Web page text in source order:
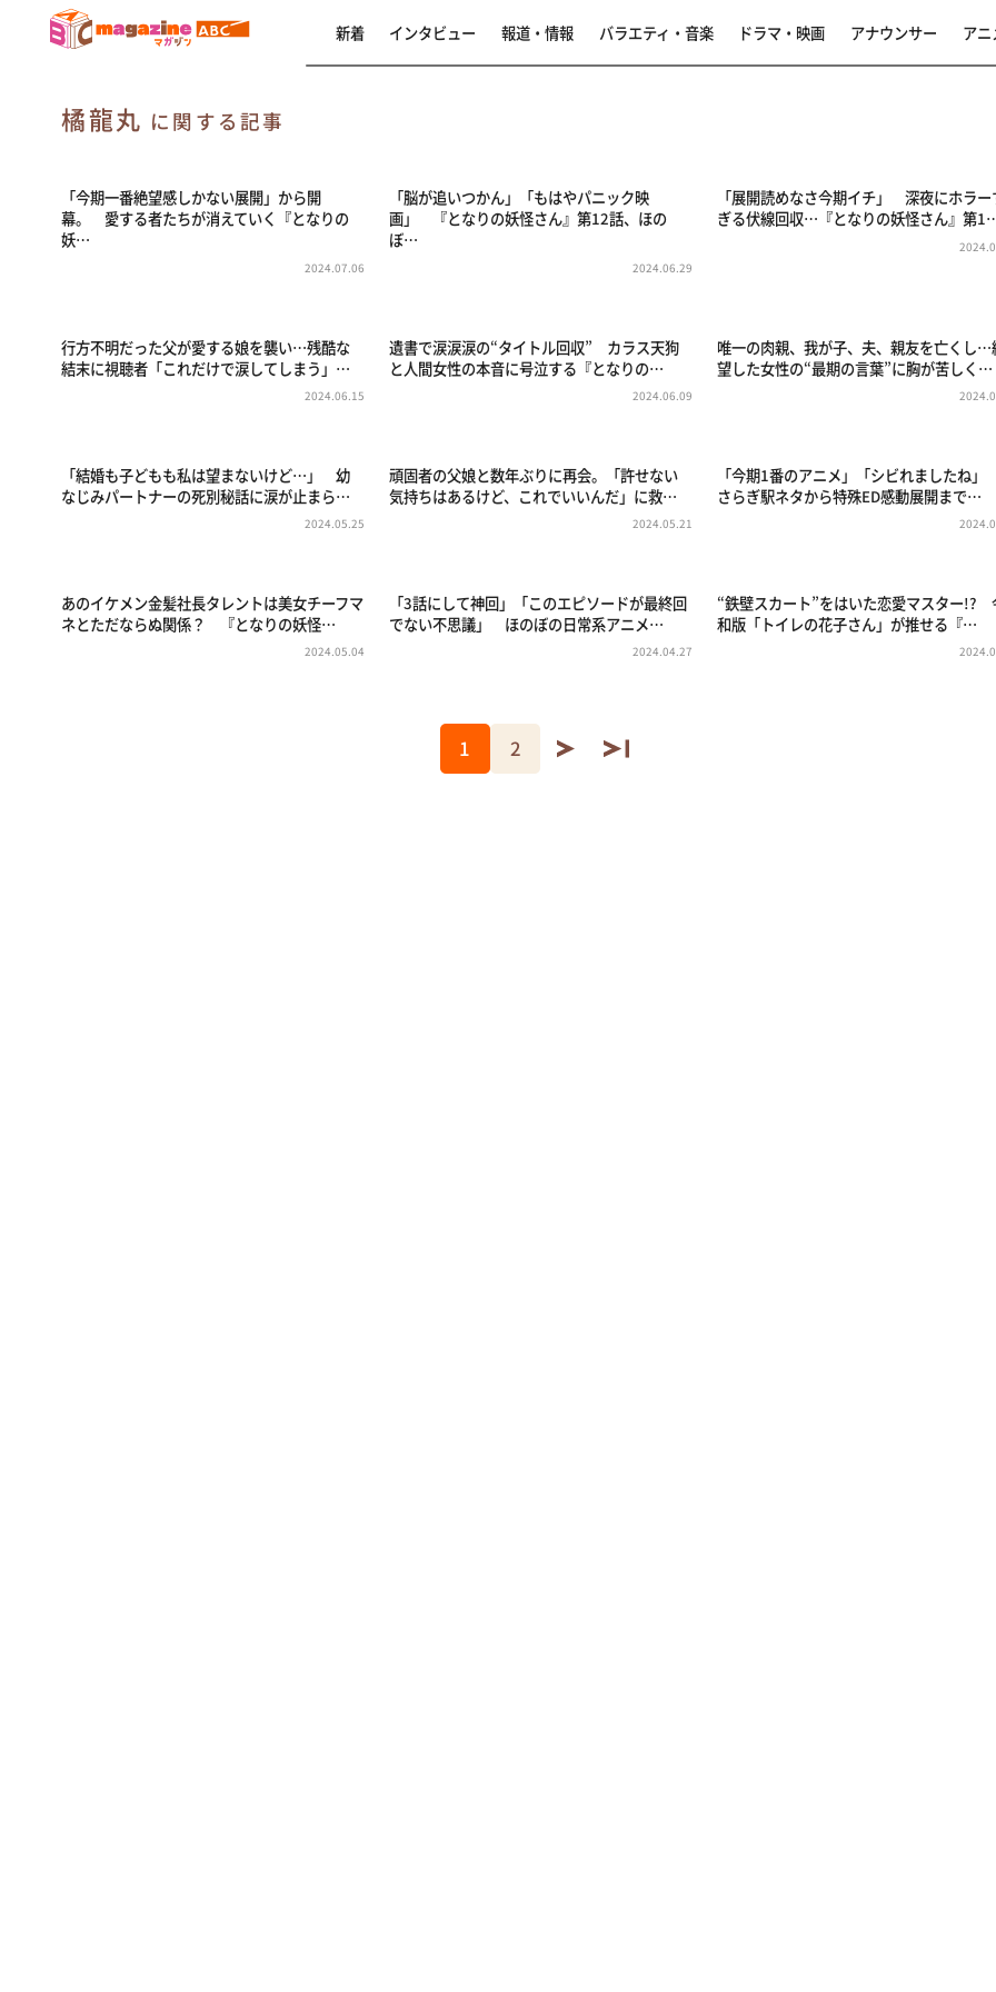
新着 インタビュー 報道・情報 バラエティ・音楽 ドラマ・映画 アナウンサー アニ
橘龍丸 に関する記事
「今期一番絶望感しかない展開」から開
幕。 愛する者たちが消えていく『となりの
妖…
2024.07.06
「脳が追いつかん」「もはやパニック映
画」 『となりの妖怪さん』第12話、ほの
ぼ…
2024.06.29
「展開読めなさ今期イチ」 深夜にホラー
ぎる伏線回収…『となりの妖怪さん』第
行方不明だった父が愛する娘を襲い…残酷な
結末に視聴者「これだけで涙してしまう」…
2024.06.15
遺書で涙涙涙の“タイトル回収” カラス天狗
と人間女性の本音に号泣する『となりの…
2024.06.09
唯一の肉親、我が子、夫、親友を亡くし…
望した女性の“最期の言葉”に胸が苦しく…
「結婚も子どもも私は望まないけど…」 幼
なじみパートナーの死別秘話に涙が止まら…
2024.05.25
頑固者の父娘と数年ぶりに再会。「許せない
気持ちはあるけど、これでいいんだ」に救…
2024.05.21
「今期1番のアニメ」「シビれましたね
さらぎ駅ネタから特殊ED感動展開まで…
あのイケメン金髪社長タレントは美女チーフマ
ネとただならぬ関係？ 『となりの妖怪…
2024.05.04
「3話にして神回」「このエピソードが最終回
でない不思議」 ほのぼの日常系アニメ…
2024.04.27
“鉄壁スカート”をはいた恋愛マスター!?
和版「トイレの花子さん」が推せる『…
1 2